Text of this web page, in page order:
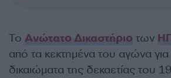
Το Ανώτατο Δικαστήριο των
από τα κεκτημένα του αγώνα για
δικαιώματα της δεκαετίας του